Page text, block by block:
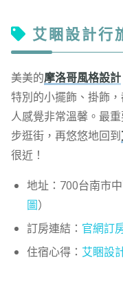
艾睏設計行
美美的摩洛哥風格設計
特別的小擺飾、掛飾
人感覺非常溫馨。最
步逛街，再悠悠地回到
很近！
地址：700台南市
圖）
訂房連結： 官網訂
住宿心得： 艾睏設